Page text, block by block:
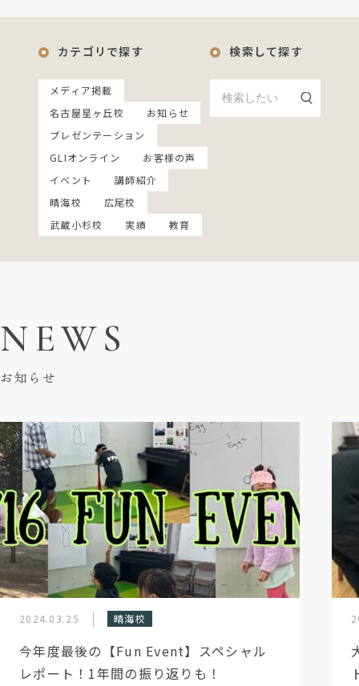
カテゴリで探す
メディア掲載
名古屋星ヶ丘校
お知らせ
プレゼンテーション
GLIオンライン
お客様の声
イベント
講師紹介
晴海校
広尾校
武蔵小杉校
実績 教育
検索して探す
NEWS
お知らせ
2024.03.25 晴海校
今年度最後の【Fun Event】スペシャル
レポート！1年間の振り返りも！